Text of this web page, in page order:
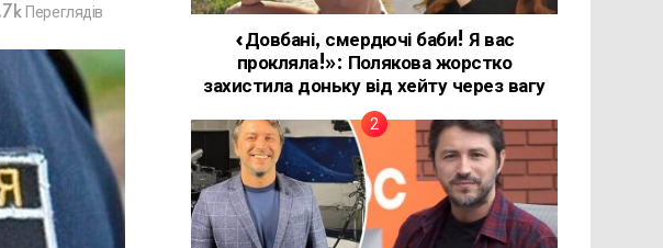
1.7k Переглядів
«Довбані, смердючі баби! Я вас
прокляла!»: Полякова жорстко
захистила доньку від хейту через вагу